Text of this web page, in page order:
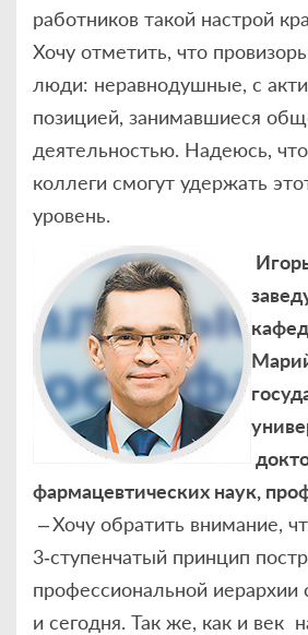
работников такой настрой
Хочу отметить, что
люди: неравнодушные, с
позицией, занимавшиеся
деятельностью. Надеюсь,
коллеги смогут удержать
уровень.
фармацевтических наук,
– Хочу обратить внимание,
3‑ступенчатый принцип
профессиональной иерархии
и сегодня. Так же, как и век